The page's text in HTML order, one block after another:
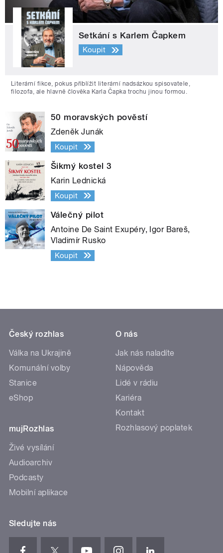
Setkání s Karlem Čapkem
Koupit
Literární fikce, pokus přiblížit literární nadsázkou spisovatele,
filozofa, ale hlavně člověka Karla Čapka trochu jinou formou.
50 moravských pověstí
Zdeněk Junák
Koupit
Šikmý kostel 3
Karin Lednická
Koupit
Válečný pilot
Antoine De Saint Exupéry, Igor Bareš,
Vladimír Rusko
Koupit
Český rozhlas
Válka na Ukrajině
Komunální volby
Stanice
eShop
mujRozhlas
Živé vysílání
Audioarchiv
Podcasty
Mobilní aplikace
O nás
Jak nás naladíte
Nápověda
Lidé v rádiu
Kariéra
Kontakt
Rozhlasový poplatek
Sledujte nás